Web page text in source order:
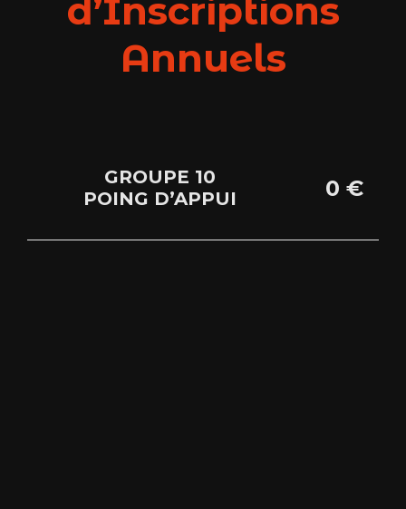
d’Inscriptions
Annuels
GROUPE 10
POING D’APPUI
0 €